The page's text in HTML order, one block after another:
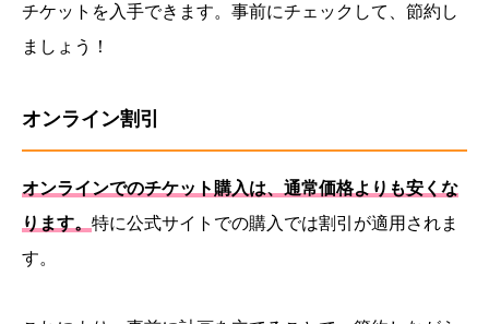
チケットを入手できます。事前にチェックして、節約し
ましょう！
オンライン割引
オンラインでのチケット購入は、通常価格よりも安くな
ります。 特に公式サイトでの購入では割引が適用されま
す。